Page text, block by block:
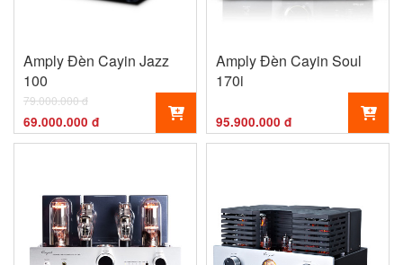
Amply Đèn Cayin Jazz
100
79.000.000 đ
69.000.000 đ
Amply Đèn Cayin Soul
170i
95.900.000 đ